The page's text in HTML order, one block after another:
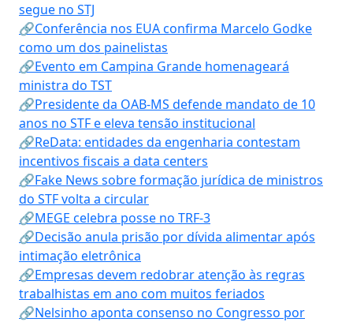
segue no STJ
🔗Conferência nos EUA confirma Marcelo Godke
como um dos painelistas
🔗Evento em Campina Grande homenageará
ministra do TST
🔗Presidente da OAB-MS defende mandato de 10
anos no STF e eleva tensão institucional
🔗ReData: entidades da engenharia contestam
incentivos fiscais a data centers
🔗Fake News sobre formação jurídica de ministros
do STF volta a circular
🔗MEGE celebra posse no TRF-3
🔗Decisão anula prisão por dívida alimentar após
intimação eletrônica
🔗Empresas devem redobrar atenção às regras
trabalhistas em ano com muitos feriados
🔗Nelsinho aponta consenso no Congresso por